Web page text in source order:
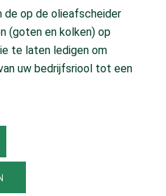
de op de olieafscheider
(goten en kolken) op
te laten ledigen om
uw bedrijfsriool tot een